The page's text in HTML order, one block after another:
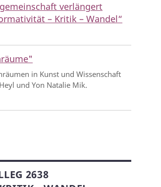
verlängert
– Kritik – Wandel“
in Kunst und Wissenschaft
und Yon Natalie Mik.
2638